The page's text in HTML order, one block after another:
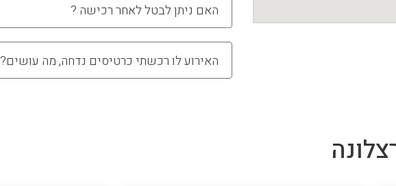
האם ניתן לבטל לאחר רכישה ?
האירוע לו רכשתי כרטיסים נדחה, מה עושים?